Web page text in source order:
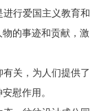
行爱国主义教育和
的事迹和贡献，激
关，为人们提供了
慰作用。